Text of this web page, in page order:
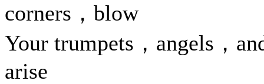
corners，blow
Your trumpets，angels，
arise